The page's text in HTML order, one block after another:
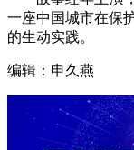
一座中国城市在保
的生动实践。
编辑：申久燕